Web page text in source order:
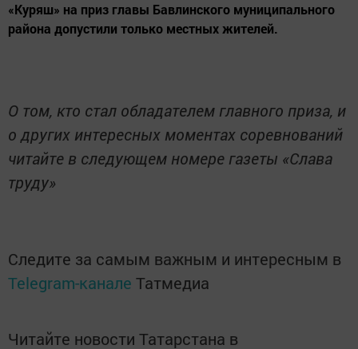
«Куряш» на приз главы Бавлинского муниципального
района допустили только местных жителей.
О том, кто стал обладателем главного приза, и
о других интересных моментах соревнований
читайте в следующем номере газеты «Слава
труду»
Следите за самым важным и интересным в
Telegram-канале Татмедиа
Читайте новости Татарстана в